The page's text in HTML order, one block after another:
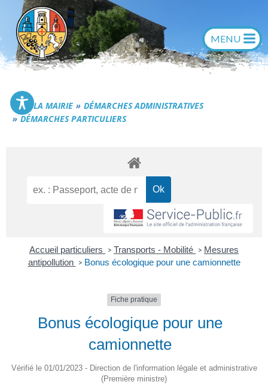
contenu
Commune de Générac
LA MAIRIE
DÉMARCHES ADMINISTRATIVES
DÉMARCHES PARTICULIERS
Accueil particuliers > Transports - Mobilité > Mesures
antipollution > Bonus écologique pour une camionnette
Fiche pratique
Bonus écologique pour une
camionnette
Vérifié le 01/01/2023 - Direction de l'information légale et administrative
(Première ministre)